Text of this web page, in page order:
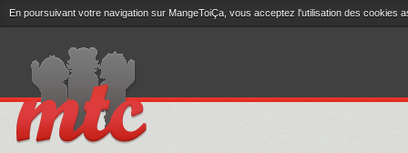
En poursuivant votre navigation sur MangeToiÇa, vous acceptez l'utilisation des cookies